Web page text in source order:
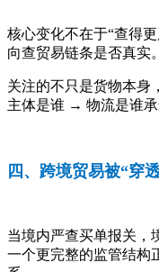
核心变化不在于“查得
向查贸易链条是否真实。
关注的不只是货物本
主体是谁 → 物流是谁
四、跨境贸易被“穿
当境内严查买单报关，
一个更完整的监管结构